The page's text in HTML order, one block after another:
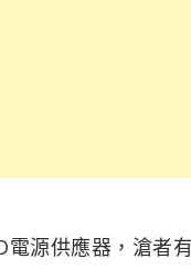
源供應器，滄者